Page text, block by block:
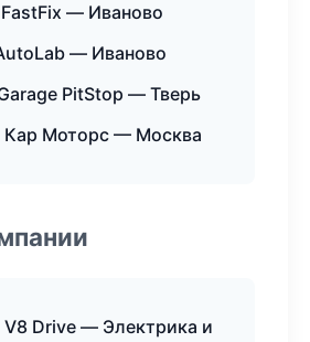
— Иваново
— Иваново
PitStop — Тверь
Кар Моторс — Москва
V8 Drive — Электрика и